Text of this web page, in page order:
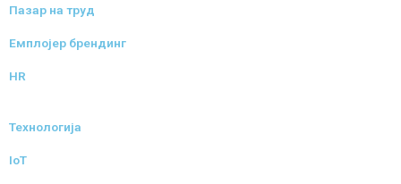
Пазар на труд
Емплојер брендинг
HR
Технологија
IoT